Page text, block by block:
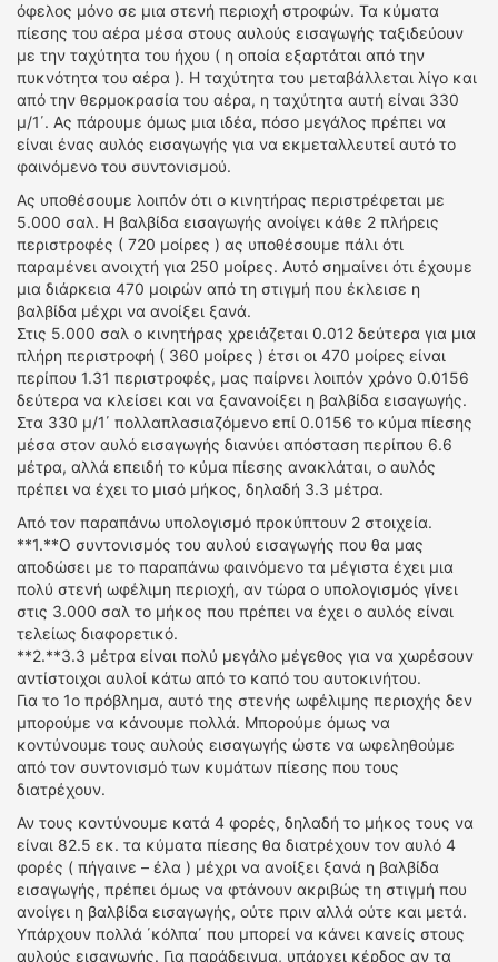
όφελος μόνο σε μια στενή περιοχή στροφών. Τα κύματα
πίεσης του αέρα μέσα στους αυλούς εισαγωγής ταξιδεύουν
με την ταχύτητα του ήχου ( η οποία εξαρτάται από την
πυκνότητα του αέρα ). Η ταχύτητα του μεταβάλλεται λίγο και
από την θερμοκρασία του αέρα, η ταχύτητα αυτή είναι 330
μ/1΄. Ας πάρουμε όμως μια ιδέα, πόσο μεγάλος πρέπει να
είναι ένας αυλός εισαγωγής για να εκμεταλλευτεί αυτό το
φαινόμενο του συντονισμού.
Ας υποθέσουμε λοιπόν ότι ο κινητήρας περιστρέφεται με
5.000 σαλ. Η βαλβίδα εισαγωγής ανοίγει κάθε 2 πλήρεις
περιστροφές ( 720 μοίρες ) ας υποθέσουμε πάλι ότι
παραμένει ανοιχτή για 250 μοίρες. Αυτό σημαίνει ότι έχουμε
μια διάρκεια 470 μοιρών από τη στιγμή που έκλεισε η
βαλβίδα μέχρι να ανοίξει ξανά.
Στις 5.000 σαλ ο κινητήρας χρειάζεται 0.012 δεύτερα για μια
πλήρη περιστροφή ( 360 μοίρες ) έτσι οι 470 μοίρες είναι
περίπου 1.31 περιστροφές, μας παίρνει λοιπόν χρόνο 0.0156
δεύτερα να κλείσει και να ξανανοίξει η βαλβίδα εισαγωγής.
Στα 330 μ/1΄ πολλαπλασιαζόμενο επί 0.0156 το κύμα πίεσης
μέσα στον αυλό εισαγωγής διανύει απόσταση περίπου 6.6
μέτρα, αλλά επειδή το κύμα πίεσης ανακλάται, ο αυλός
πρέπει να έχει το μισό μήκος, δηλαδή 3.3 μέτρα.
Από τον παραπάνω υπολογισμό προκύπτουν 2 στοιχεία.
**1.**Ο συντονισμός του αυλού εισαγωγής που θα μας
αποδώσει με το παραπάνω φαινόμενο τα μέγιστα έχει μια
πολύ στενή ωφέλιμη περιοχή, αν τώρα ο υπολογισμός γίνει
στις 3.000 σαλ το μήκος που πρέπει να έχει ο αυλός είναι
τελείως διαφορετικό.
**2.**3.3 μέτρα είναι πολύ μεγάλο μέγεθος για να χωρέσουν
αντίστοιχοι αυλοί κάτω από το καπό του αυτοκινήτου.
Για το 1ο πρόβλημα, αυτό της στενής ωφέλιμης περιοχής δεν
μπορούμε να κάνουμε πολλά. Μπορούμε όμως να
κοντύνουμε τους αυλούς εισαγωγής ώστε να ωφεληθούμε
από τον συντονισμό των κυμάτων πίεσης που τους
διατρέχουν.
Αν τους κοντύνουμε κατά 4 φορές, δηλαδή το μήκος τους να
είναι 82.5 εκ. τα κύματα πίεσης θα διατρέχουν τον αυλό 4
φορές ( πήγαινε – έλα ) μέχρι να ανοίξει ξανά η βαλβίδα
εισαγωγής, πρέπει όμως να φτάνουν ακριβώς τη στιγμή που
ανοίγει η βαλβίδα εισαγωγής, ούτε πριν αλλά ούτε και μετά.
Υπάρχουν πολλά ΄κόλπα΄ που μπορεί να κάνει κανείς στους
αυλούς εισαγωγής. Για παράδειγμα, υπάρχει κέρδος αν τα